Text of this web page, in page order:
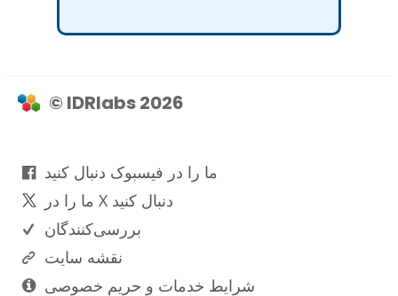
© IDRlabs 2026
ما را در فیسبوک دنبال کنید
ما را در X دنبال کنید
بررسی‌کنندگان
نقشه سایت
شرایط خدمات و حریم خصوصی